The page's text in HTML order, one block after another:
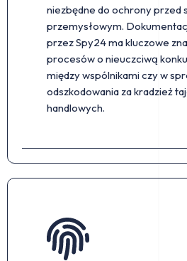
niezbędne do ochrony przed
przemysłowym.
przez Spy24 ma kluczowe
procesów o nieuczciwą
między wspólnikami czy w
odszkodowania za kradzież
handlowych.